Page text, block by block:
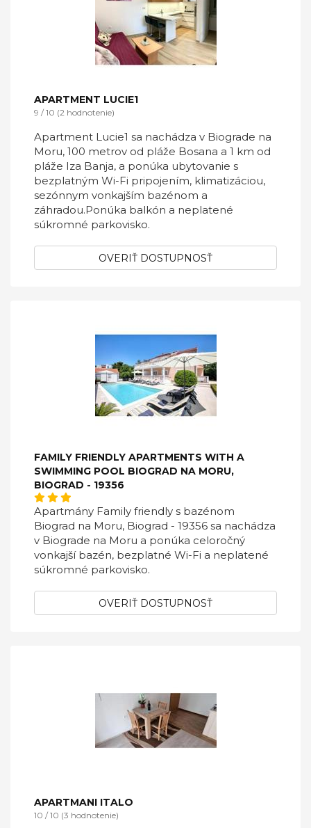
APARTMENT LUCIE1
9 / 10 (2 hodnotenie)
Apartment Lucie1 sa nachádza v Biograde na
Moru, 100 metrov od pláže Bosana a 1 km od
pláže Iza Banja, a ponúka ubytovanie s
bezplatným Wi-Fi pripojením, klimatizáciou,
sezónnym vonkajším bazénom a
záhradou.Ponúka balkón a neplatené
súkromné ​​parkovisko.
OVERIŤ DOSTUPNOSŤ
FAMILY FRIENDLY APARTMENTS WITH A
SWIMMING POOL BIOGRAD NA MORU,
BIOGRAD - 19356
Apartmány Family friendly s bazénom
Biograd na Moru, Biograd - 19356 sa nachádza
v Biograde na Moru a ponúka celoročný
vonkajší bazén, bezplatné Wi-Fi a neplatené
súkromné ​​parkovisko.
OVERIŤ DOSTUPNOSŤ
APARTMANI ITALO
10 / 10 (3 hodnotenie)